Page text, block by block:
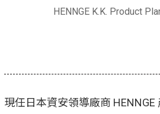
HENNGE K.K. Product
現任日本資安領導廠商